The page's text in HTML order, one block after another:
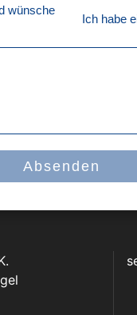
wünsche
Ich habe
Absenden